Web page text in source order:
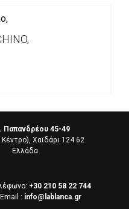
Παπανδρέου 45-49
Κέντρο), Χαϊδάρι 124 62
Eλλάδα
+30 210 58 22 744
Email : info@lablanca.gr